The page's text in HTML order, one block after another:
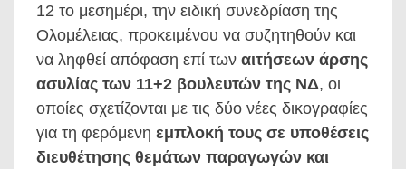
12 το μεσημέρι, την ειδική συνεδρίαση της
Ολομέλειας, προκειμένου να συζητηθούν και
να ληφθεί απόφαση επί των αιτήσεων άρσης
ασυλίας των 11+2 βουλευτών της ΝΔ, οι
οποίες σχετίζονται με τις δύο νέες δικογραφίες
για τη φερόμενη εμπλοκή τους σε υποθέσεις
διευθέτησης θεμάτων παραγωγών και